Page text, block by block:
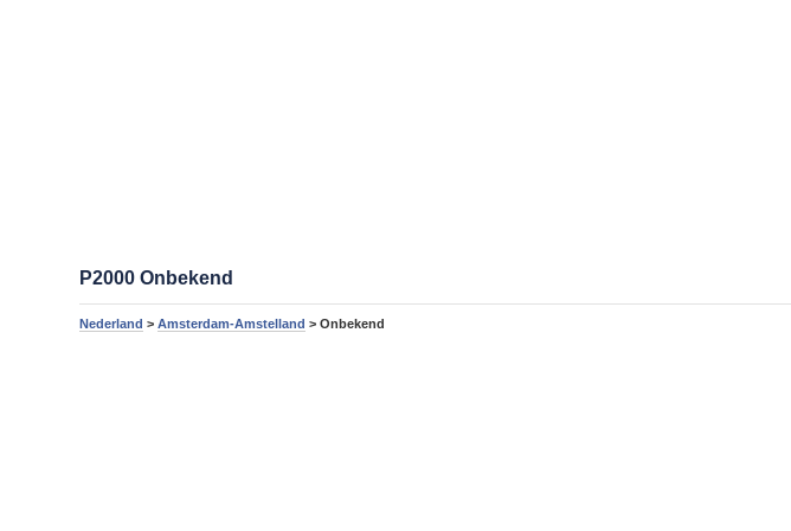
P2000 Onbekend
Nederland >Amsterdam-Amstelland > Onbekend